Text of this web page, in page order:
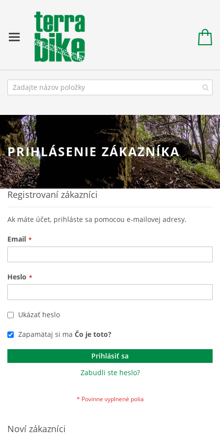
PRIHLÁSENIE ZÁKAZNÍKA
Registrovaní zákazníci
Ak máte účet, prihláste sa pomocou e-mailovej adresy.
Email
Heslo
Ukázať heslo
Zapamätaj si ma Čo je toto?
Prihlásiť sa
Zabudli ste heslo?
Noví zákazníci